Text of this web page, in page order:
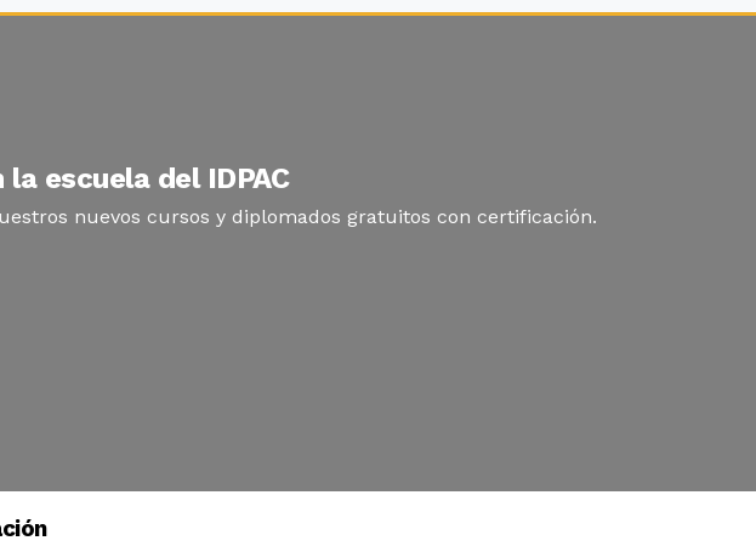
escuela del IDPAC
nuevos cursos y diplomados gratuitos con certificación.